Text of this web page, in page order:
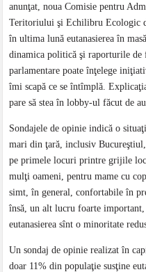
anunţat, noua Comisie pentru
Teritoriului şi Echilibru Ecologic
în ultima lună eutanasierea în
dinamica politică şi raporturile
parlamentare poate înţelege
îmi scapă ce se întîmplă.
pare să stea în lobby-ul făcut de
Sondajele de opinie indică o
mari din ţară, inclusiv
pe primele locuri printre grijile
mulţi oameni, pentru mame cu
simt, în general, confortabile în
însă, un alt lucru foarte important,
eutanasierea sînt o minoritate
Un sondaj de opinie realizat în
doar 11% din populaţie susţine